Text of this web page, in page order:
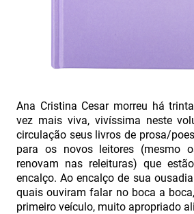
Ana Cristina Cesar morreu há
vez mais viva, vivíssima neste
circulação seus livros de prosa/
para os novos leitores (mesmo
renovam nas releituras) que
encalço. Ao encalço de sua
quais ouviram falar no boca a
primeiro veículo, muito apropriado